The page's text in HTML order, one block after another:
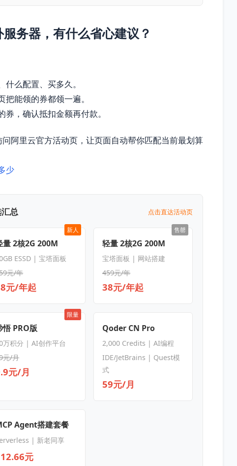
务器，有什么省心建议？
么配置、买多久。
能领的券都领一遍。
，确认抵扣金额再付款。
阿里云官方活动页，让页面自动帮你匹配当前最划算
少
总 点击直达活动页
新人
量 2核2G 200M
ESSD | 宝塔面板
元/年
元/年起
售罄
轻量 2核2G 200M
宝塔面板 | 网站搭建
459元/年
38元/年起
限量
悟 PRO版
万积分 | AI创作平台
元/月
元/月
Qoder CN Pro
2,000 Credits | AI编程
IDE/JetBrains | Quest模
式
59元/月
Agent搭建套餐
| 新老同享
元